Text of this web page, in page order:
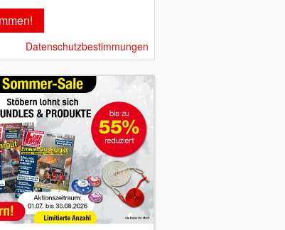
Datenschutzbestimmungen